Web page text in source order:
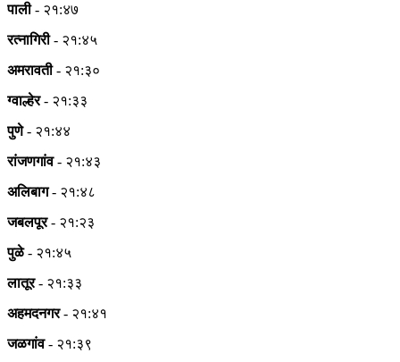
पाली- २१:४७
रत्नागिरी- २१:४५
अमरावती- २१:३०
ग्वाल्हेर- २१:३३
पुणे- २१:४४
रांजणगांव- २१:४३
अलिबाग- २१:४८
जबलपूर- २१:२३
पुळे- २१:४५
लातूर- २१:३३
अहमदनगर- २१:४१
जळगांव- २१:३९